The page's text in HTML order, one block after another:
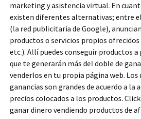
marketing y asistencia virtual. En
existen diferentes alternativas; entre
(la red publicitaria de Google),
productos o servicios propios
etc.). Allí puedes conseguir productos
que te generarán más del doble de
venderlos en tu propia página web. Los
ganancias son grandes de acuerdo a la
precios colocados a los productos.
ganar dinero vendiendo productos de